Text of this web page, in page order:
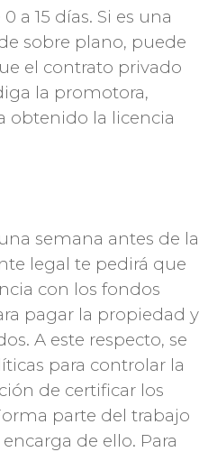
a 15 días. Si es una
sobre plano, puede
el contrato privado
la promotora,
obtenido la licencia
semana antes de la
legal te pedirá que
con los fondos
pagar la propiedad y
A este respecto, se
para controlar la
de certificar los
parte del trabajo
de ello. Para